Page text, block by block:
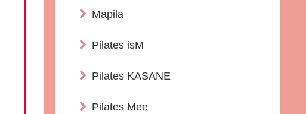
Mapila
Pilates isM
Pilates KASANE
Pilates Mee